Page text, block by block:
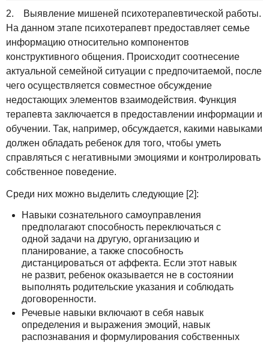
2. Выявление мишеней психотерапевтической работы.
На данном этапе психотерапевт предоставляет семье
информацию относительно компонентов
конструктивного общения. Происходит соотнесение
актуальной семейной ситуации с предпочитаемой, после
чего осуществляется совместное обсуждение
недостающих элементов взаимодействия. Функция
терапевта заключается в предоставлении информации и
обучении. Так, например, обсуждается, какими навыками
должен обладать ребенок для того, чтобы уметь
справляться с негативными эмоциями и контролировать
собственное поведение.
Среди них можно выделить следующие [2]:
Навыки сознательного самоуправления
предполагают способность переключаться с
одной задачи на другую, организацию и
планирование, а также способность
дистанцироваться от аффекта. Если этот навык
не развит, ребенок оказывается не в состоянии
выполнять родительские указания и соблюдать
договоренности.
Речевые навыки включают в себя навык
определения и выражения эмоций, навык
распознавания и формулирования собственных